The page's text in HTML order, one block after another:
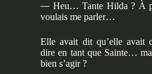
— Heu… Tante Hilda ? À
voulais me parler…
Elle avait dit qu’elle avait
dire en tant que Sainte…
bien s’agir ?